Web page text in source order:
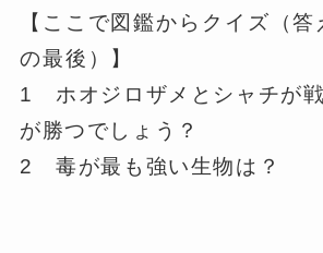
【ここで図鑑からクイズ（
の最後）】
1 ホオジロザメとシャチが
が勝つでしょう？
2 毒が最も強い生物は？